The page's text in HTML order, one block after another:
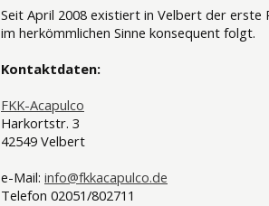
Seit April 2008 existiert in Velbert der erste
im herkömmlichen Sinne konsequent folgt.
Kontaktdaten:
FKK-Acapulco
Harkortstr. 3
42549 Velbert
e-Mail: info@fkkacapulco.de
Telefon 02051/802711